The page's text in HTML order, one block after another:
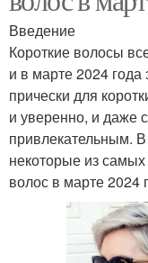
Введение
Короткие волосы
и в марте 2024 года
прически для
и уверенно, и даже
привлекательным.
некоторые из
волос в марте 2024